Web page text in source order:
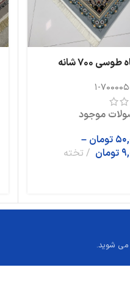
فرش پناه طوسی 700 شانه
موجود
تومان –
تومان تخته
می شوید.